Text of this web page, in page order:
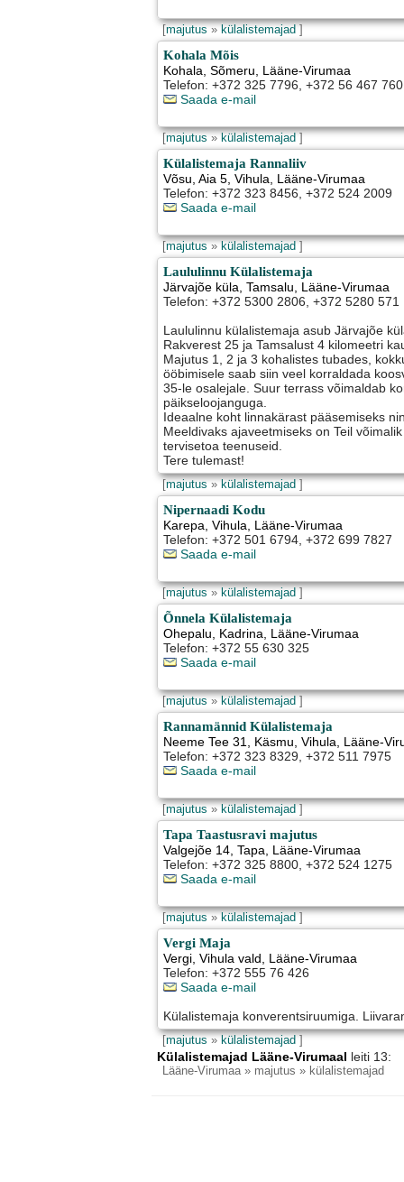
[majutus»külalistemajad]
Kohala Mõis
Kohala,Sõmeru, Lääne-Virumaa
Telefon: +372 325 7796, +372 56 467 760
Saada e-mail
[majutus»külalistemajad]
Külalistemaja Rannaliiv
Võsu, Aia 5,Vihula, Lääne-Virumaa
Telefon: +372 323 8456, +372 524 2009
Saada e-mail
[majutus»külalistemajad]
Laululinnu Külalistemaja
Järvajõe küla,Tamsalu, Lääne-Virumaa
Telefon: +372 5300 2806, +372 5280 571
Laululinnu külalistemaja asub Järvajõe
Rakverest 25 ja Tamsalust 4 kilomeetri
Majutus 1, 2 ja 3 kohalistes tubades,
ööbimisele saab siin veel korraldada
35-le osalejale. Suur terrass võimaldab
päikseloojanguga.
Ideaalne koht linnakärast pääsemiseks
Meeldivaks ajaveetmiseks on Teil
tervisetoa teenuseid.
Tere tulemast!
[majutus»külalistemajad]
Nipernaadi Kodu
Karepa,Vihula, Lääne-Virumaa
Telefon: +372 501 6794, +372 699 7827
Saada e-mail
[majutus»külalistemajad]
Õnnela Külalistemaja
Ohepalu, Kadrina, Lääne-Virumaa
Telefon: +372 55 630 325
Saada e-mail
[majutus»külalistemajad]
Rannamännid Külalistemaja
Neeme Tee 31, Käsmu,Vihula, Lääne-
Telefon: +372 323 8329, +372 511 7975
Saada e-mail
[majutus»külalistemajad]
Tapa Taastusravi majutus
Valgejõe 14,Tapa, Lääne-Virumaa
Telefon: +372 325 8800, +372 524 1275
Saada e-mail
[majutus»külalistemajad]
Vergi Maja
Vergi,Vihula vald, Lääne-Virumaa
Telefon: +372 555 76 426
Saada e-mail
Külalistemaja konverentsiruumiga.
[majutus»külalistemajad]
Külalistemajad Lääne-Virumaal leiti 13:
Lääne-Virumaa» majutus » külalistemajad